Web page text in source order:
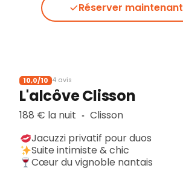
Réserver maintenant
10,0/10 4 avis
L'alcôve Clisson
188 € la nuit ▪︎ Clisson
Jacuzzi privatif pour duos
Suite intimiste & chic
Cœur du vignoble nantais